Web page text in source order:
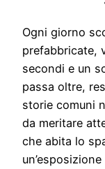
Ogni giorno
prefabbricate,
secondi e un
passa oltre,
storie comuni
da meritare
che abita lo